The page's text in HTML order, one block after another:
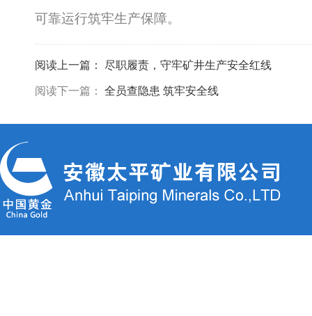
可靠运行筑牢生产保障。
阅读上一篇： 尽职履责，守牢矿井生产安全红线
阅读下一篇： 全员查隐患 筑牢安全线